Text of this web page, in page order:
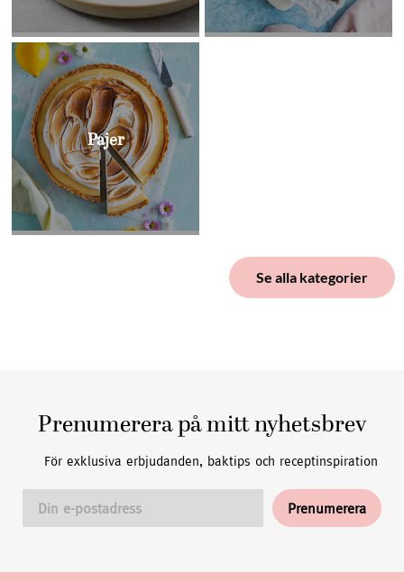
Pajer
Se alla kategorier
Prenumerera på mitt nyhetsbrev
För exklusiva erbjudanden, baktips och receptinspiration